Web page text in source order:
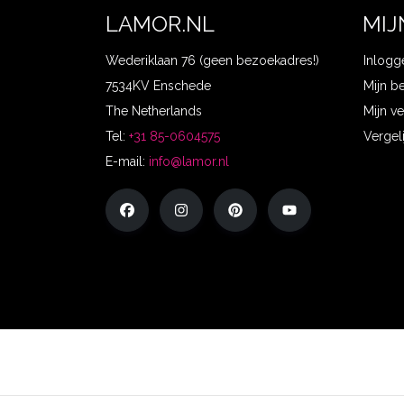
LAMOR.NL
Wederiklaan 76 (geen bezoekadres!)
7534KV Enschede
The Netherlands
Tel: +31 85-0604575
E-mail: info@lamor.nl
Mijn
Mijn